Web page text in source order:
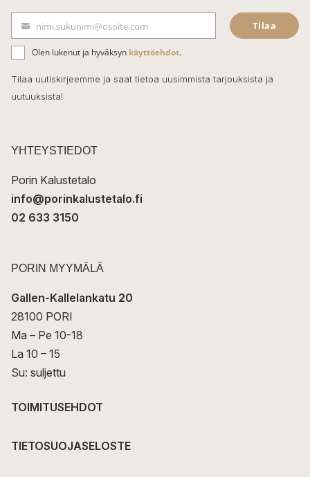
e
b
o
o
k
ä
h
k
t
nimi.sukunimi@osoite.com Tilaa
Olen lukenut ja hyväksyn käyttöehdot.
Tilaa uutiskirjeemme ja saat tietoa uusimmista tarjouksista ja
uutuuksista!
YHTEYSTIEDOT
Porin Kalustetalo
info@porinkalustetalo.fi
02 633 3150
PORIN MYYMÄLÄ
Gallen-Kallelankatu 20
28100 PORI
Ma – Pe 10-18
La 10 – 15
Su: suljettu
TOIMITUSEHDOT
TIETOSUOJASELOSTE